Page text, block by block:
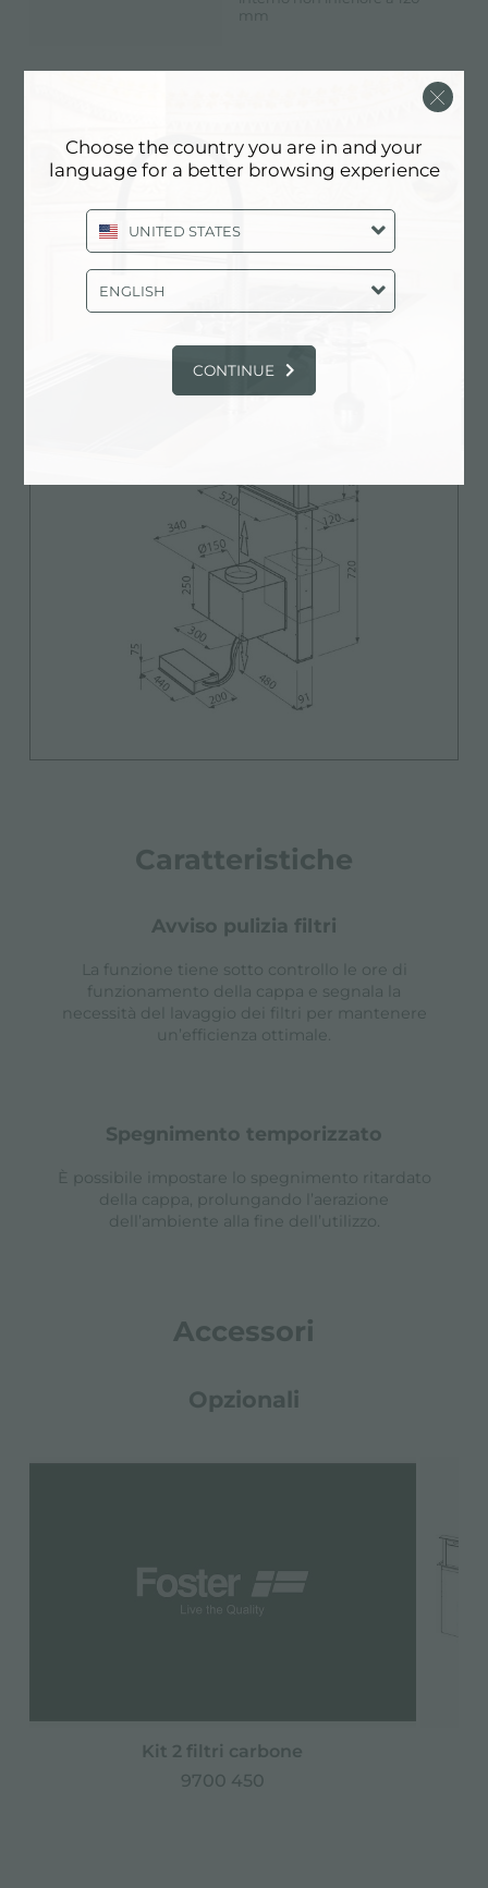
Scheda Tecnica pdf
Modello 3D zip
mm
Caratteristiche
avviso pulizia filtri
La funzione tiene sotto controllo le ore di
funzionamento della cappa e segnala la
necessità del lavaggio dei filtri per mantenere
un’efficienza ottimale.
spegnimento temporizzato
È possibile impostare lo spegnimento ritardato
della cappa, prolungando l’aerazione
dell’ambiente alla fine dell’utilizzo.
Accessori
Opzionali
Kit 2 filtri carbone
9700 450
Choose the country you are in and your
language for a better browsing experience
UNITED STATES
ENGLISH
CONTINUE